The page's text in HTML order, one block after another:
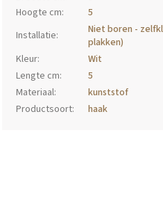
Hoogte cm:
5
Installatie:
Niet boren -
plakken)
Kleur:
Wit
Lengte cm:
5
Materiaal:
kunststof
Productsoort: haak